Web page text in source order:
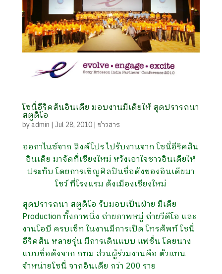
โซนี่อีริคสันอินเดีย มอบงานมีเดียให้ สุดปรารถนา
สตูดิโอ
byadmin | Jul 28, 2010| ข่าวสาร
ออกาไนซ์จาก สิงค์โปร ไปรับงานจาก โซนี่อีริคสัน
อินเดีย มาจัดที่เชียงใหม่ หวังเอาใจชาวอินเดียให้
ประทับ โดยการเชิญศิลปินชื่อดังของอินเดียมา
โชว์ ที่โรงแรม ดังเมืองเชียงใหม่
สุดปรารถนา สตูดิโอ รับมอบเป็นฝ่าย มีเดีย
Production ทั้งภาพนิ่ง ถ่ายภาพหมู่ ถ่ายวีดีโอ และ
งานโอบี ครบเซ็ท ในงานมีการเปิด โทรศัพท์ โซนี่
อีริคสัน หลายรุ่น มีการเดินแบบ แฟชั่น โดยนาง
แบบชื่อดังจาก กทม ส่วนผู้ร่วมงานคือ ตัวแทน
จำหน่ายโซนี่ จากอินเดีย กว่า 200 ราย